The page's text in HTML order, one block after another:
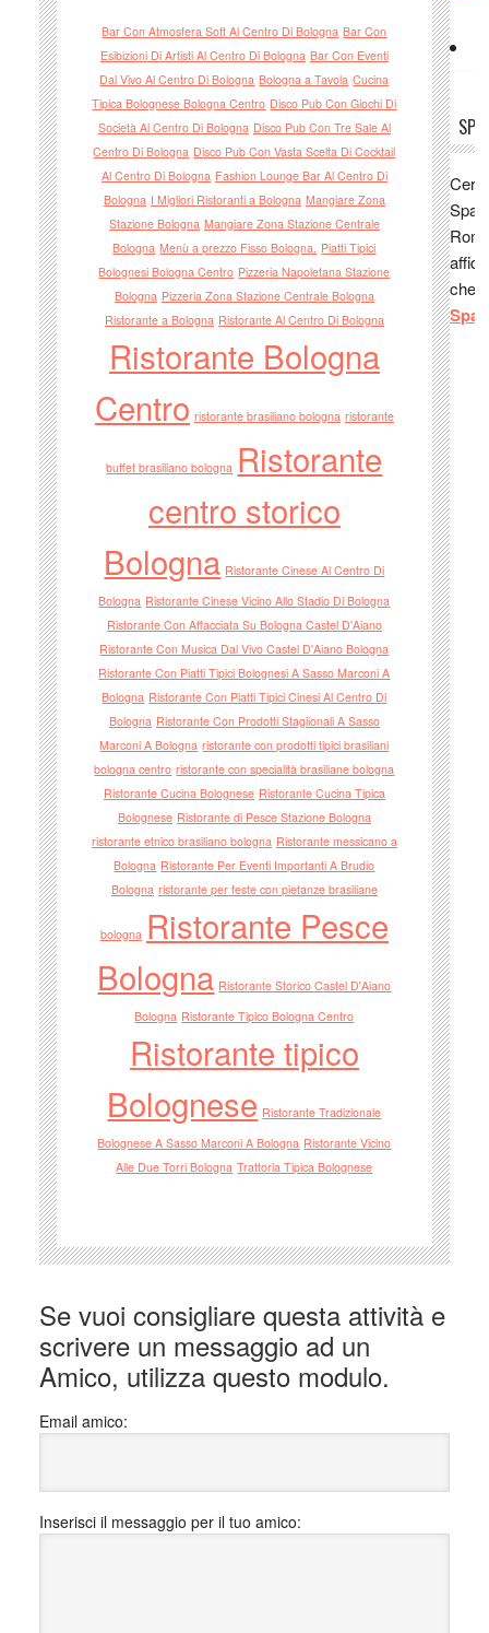
Bar Con Atmosfera Soft Al Centro Di Bologna Bar Con
Esibizioni Di Artisti Al Centro Di Bologna Bar Con Eventi
Dal Vivo Al Centro Di Bologna Bologna a Tavola Cucina
Tipica Bolognese Bologna Centro Disco Pub Con Giochi Di
Società Al Centro Di Bologna Disco Pub Con Tre Sale Al
Centro Di Bologna Disco Pub Con Vasta Scelta Di Cocktail
Al Centro Di Bologna Fashion Lounge Bar Al Centro Di
Bologna I Migliori Ristoranti a Bologna Mangiare Zona
Stazione Bologna Mangiare Zona Stazione Centrale
Bologna Menù a prezzo Fisso Bologna. Piatti Tipici
Bolognesi Bologna Centro Pizzeria Napoletana Stazione
Bologna Pizzeria Zona Stazione Centrale Bologna
Ristorante a Bologna Ristorante Al Centro Di Bologna
Ristorante Bologna
Centro ristorante brasiliano bologna ristorante
buffet brasiliano bologna Ristorante
centro storico
Bologna Ristorante Cinese Al Centro Di
Bologna Ristorante Cinese Vicino Allo Stadio Di Bologna
Ristorante Con Affacciata Su Bologna Castel D'Aiano
Ristorante Con Musica Dal Vivo Castel D'Aiano Bologna
Ristorante Con Piatti Tipici Bolognesi A Sasso Marconi A
Bologna Ristorante Con Piatti Tipici Cinesi Al Centro Di
Bologna Ristorante Con Prodotti Stagiionali A Sasso
Marconi A Bologna ristorante con prodotti tipici brasiliani
bologna centro ristorante con specialità brasiliane bologna
Ristorante Cucina Bolognese Ristorante Cucina Tipica
Bolognese Ristorante di Pesce Stazione Bologna
ristorante etnico brasiliano bologna Ristorante messicano a
Bologna Ristorante Per Eventi Importanti A Brudio
Bologna ristorante per feste con pietanze brasiliane
bologna Ristorante Pesce
Bologna Ristorante Storico Castel D'Aiano
Bologna Ristorante Tipico Bologna Centro
Ristorante tipico
Bolognese Ristorante Tradizionale
Bolognese A Sasso Marconi A Bologna Ristorante Vicino
Alle Due Torri Bologna Trattoria Tipica Bolognese
Se vuoi consigliare questa attività e
scrivere un messaggio ad un
Amico, utilizza questo modulo.
Email amico:
Inserisci il messaggio per il tuo amico:
che